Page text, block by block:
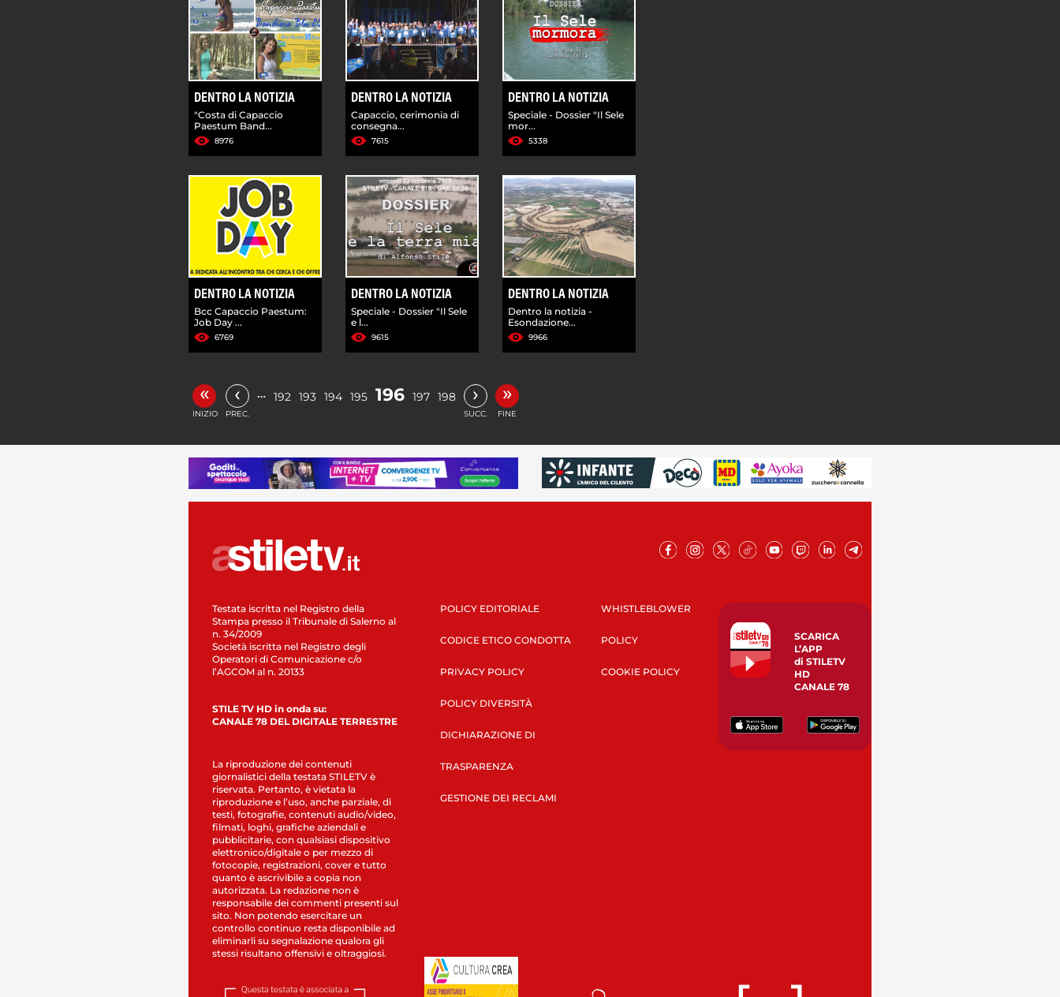
DENTRO LA NOTIZIA
"Costa di Capaccio
Paestum Band...
8976
DENTRO LA NOTIZIA
Capaccio, cerimonia di
consegna...
7615
DENTRO LA NOTIZIA
Speciale - Dossier "Il Sele
mor...
5338
DENTRO LA NOTIZIA
Bcc Capaccio Paestum:
Job Day ...
6769
DENTRO LA NOTIZIA
Speciale - Dossier "Il Sele
e l...
9615
DENTRO LA NOTIZIA
Dentro la notizia -
Esondazione...
9966
«
INIZIO
‹
PREC.
… 192 193 194 195 196 197 198 ›
SUCC.
»
FINE
Testata iscritta nel Registro della
Stampa presso il Tribunale di Salerno al
n. 34/2009
Società iscritta nel Registro degli
Operatori di Comunicazione c/o
l’AGCOM al n. 20133
STILE TV HD in onda su:
CANALE 78 DEL DIGITALE TERRESTRE
La riproduzione dei contenuti
giornalistici della testata STILETV è
riservata. Pertanto, è vietata la
riproduzione e l’uso, anche parziale, di
testi, fotografie, contenuti audio/video,
filmati, loghi, grafiche aziendali e
pubblicitarie, con qualsiasi dispositivo
elettronico/digitale o per mezzo di
fotocopie, registrazioni, cover e tutto
quanto è ascrivibile a copia non
autorizzata. La redazione non è
responsabile dei commenti presenti sul
sito. Non potendo esercitare un
controllo continuo resta disponibile ad
eliminarli su segnalazione qualora gli
stessi risultano offensivi e oltraggiosi.
POLICY EDITORIALE
CODICE ETICO CONDOTTA
PRIVACY POLICY
POLICY DIVERSITÀ
DICHIARAZIONE DI
TRASPARENZA
GESTIONE DEI RECLAMI
WHISTLEBLOWER
POLICY
COOKIE POLICY
SCARICA
L’APP
di STILETV
HD
CANALE 78